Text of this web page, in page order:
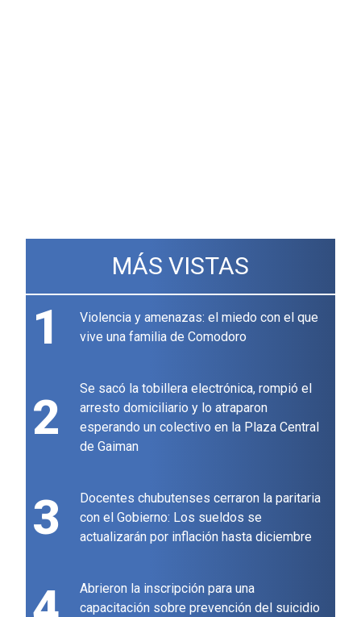
MÁS VISTAS
1
Violencia y amenazas: el miedo con el que
vive una familia de Comodoro
2
Se sacó la tobillera electrónica, rompió el
arresto domiciliario y lo atraparon
esperando un colectivo en la Plaza Central
de Gaiman
3
Docentes chubutenses cerraron la paritaria
con el Gobierno: Los sueldos se
actualizarán por inflación hasta diciembre
Abrieron la inscripción para una
capacitación sobre prevención del suicidio